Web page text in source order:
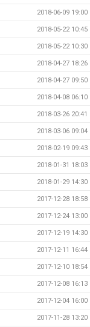
2018-06-09 19:00
2018-05-22 10:45
2018-05-22 10:30
2018-04-27 18:26
2018-04-27 09:50
2018-04-08 06:10
2018-03-26 20:41
2018-03-06 09:04
2018-02-19 09:43
2018-01-31 18:03
2018-01-29 14:30
2017-12-28 18:58
2017-12-24 13:00
2017-12-19 14:30
2017-12-11 16:44
2017-12-10 18:54
2017-12-08 16:13
2017-12-04 16:00
2017-11-28 13:20